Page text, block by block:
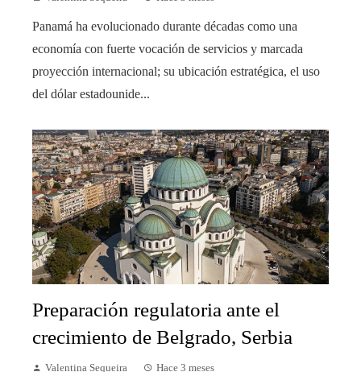
Panamá ha evolucionado durante décadas como una
economía con fuerte vocación de servicios y marcada
proyección internacional; su ubicación estratégica, el uso
del dólar estadounide...
Preparación regulatoria ante el
crecimiento de Belgrado, Serbia
Valentina Sequeira Hace 3 meses